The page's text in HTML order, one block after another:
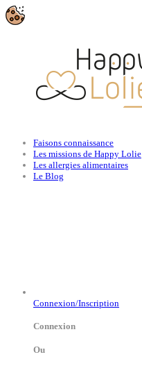
Faisons connaissance
Les missions de Happy Lolie
Les allergies alimentaires
Le Blog
Connexion/Inscription
Connexion
Ou